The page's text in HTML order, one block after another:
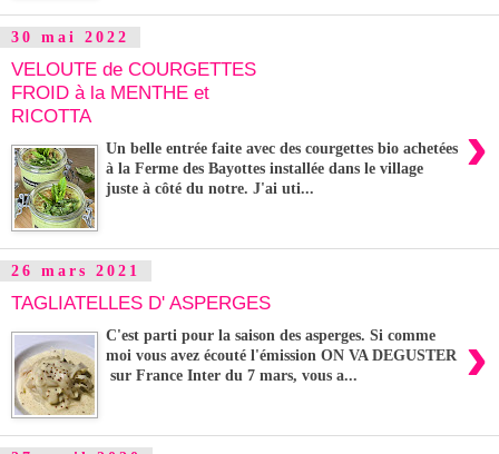
30 mai 2022
VELOUTE de COURGETTES
FROID à la MENTHE et
RICOTTA
›
Un belle entrée faite avec des courgettes bio achetées
à la Ferme des Bayottes installée dans le village
juste à côté du notre. J'ai uti...
26 mars 2021
TAGLIATELLES D' ASPERGES
›
C'est parti pour la saison des asperges. Si comme
moi vous avez écouté l'émission ON VA DEGUSTER
sur France Inter du 7 mars, vous a...